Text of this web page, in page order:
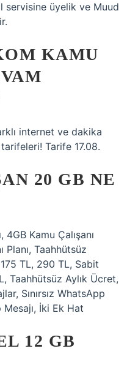
servisine üyelik ve Muud
KAMU
internet ve dakika
Tarife 17.08.
20 GB NE
4GB Kamu Çalışanı
Planı, Taahhütsüz
TL, 290 TL, Sabit
Taahhütsüz Aylık Ücret,
Sınırsız WhatsApp
Mesajı, İki Ek Hat
12 GB